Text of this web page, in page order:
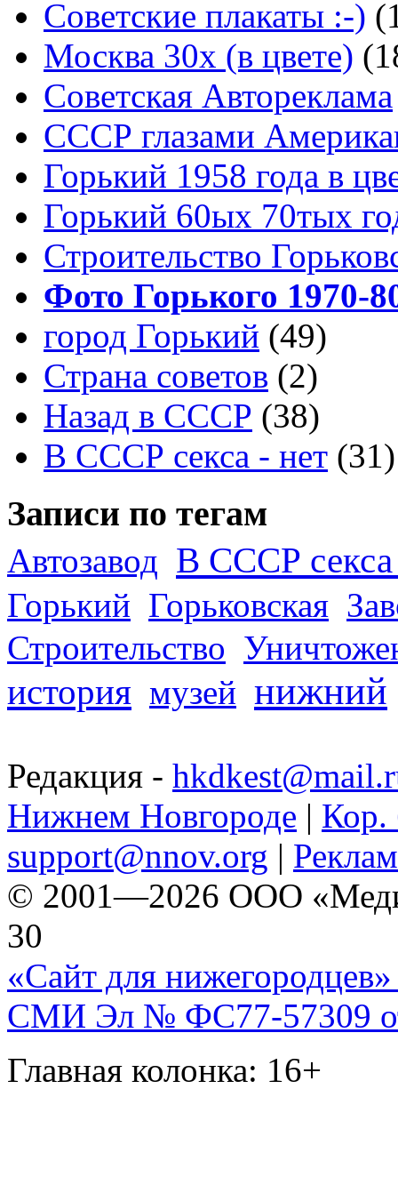
Советские плакаты :-)
Москва 30x (в цвете)
Советская Автореклама
СССР глазами
Горький 1958 года в
Горький 60ых 70тых
Строительство
Фото Горького 1970-
город Горький (49)
Страна советов (2)
Назад в СССР (38)
В СССР секса - нет (31)
Записи по тегам
Автозавод В СССР секса
Горький Горьковская
Строительство
история музей нижний
Редакция -
Нижнем Новгороде | Кор.
support@nnov.org |
© 2001—2026 ООО
30
«Сайт для нижегородцев»
СМИ Эл № ФС77-57309
Главная колонка: 16+